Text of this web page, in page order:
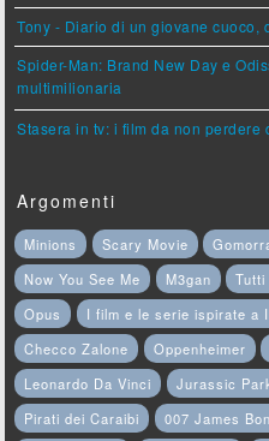
Tony - Diario di un giovane cuoco,
Spider-Man: Brand New Day e
multimilionaria
Stasera in tv: i film da non perdere
Argomenti
Minions Scary Movie
Now You See Me
M3gan
Opus
I film e le serie ispirate a
Checco Zalone
Oppenheimer
Leonardo Da Vinci
Jurassic
Pirati dei Caraibi
007 James